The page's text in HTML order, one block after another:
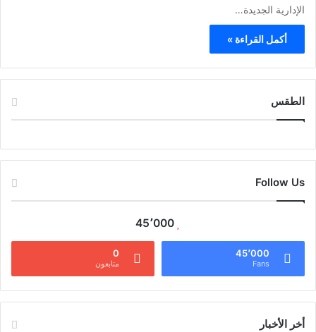
الإدارية الجديدة…
أكمل القراءة »
الطقس
Follow Us
45٬000
45٬000
Fans
0
متابعون
أخر الأخبار